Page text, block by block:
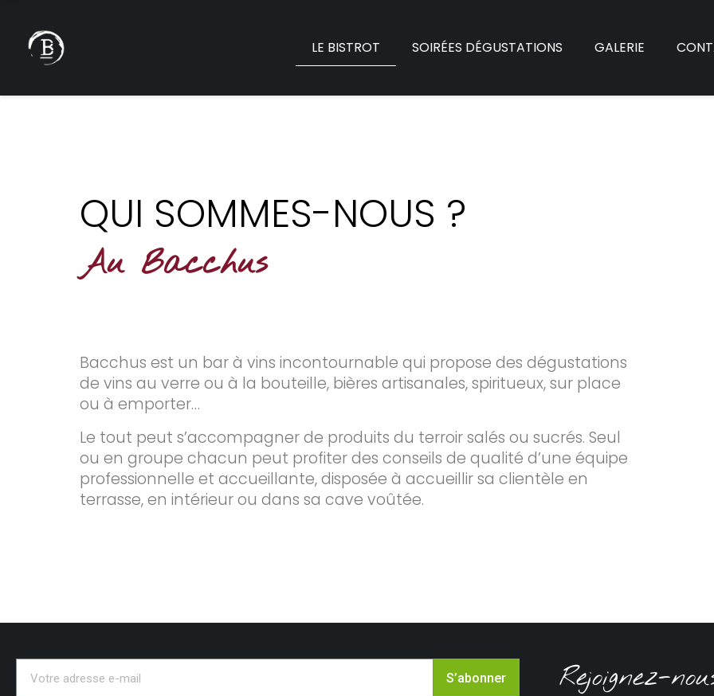
LE BISTROT SOIRÉES DÉGUSTATIONS GALERIE
QUI SOMMES-NOUS ?
Au Bacchus
Bacchus est un bar à vins incontournable qui propose des dégustations
de vins au verre ou à la bouteille, bières artisanales, spiritueux, sur place
ou à emporter…
Le tout peut s’accompagner de produits du terroir salés ou sucrés. Seul
ou en groupe chacun peut profiter des conseils de qualité d’une équipe
professionnelle et accueillante, disposée à accueillir sa clientèle en
terrasse, en intérieur ou dans sa cave voûtée.
S’abonner Rejoignez-